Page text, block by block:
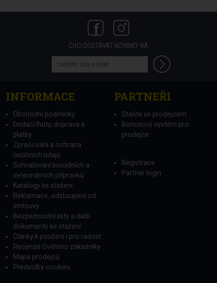
CHCI DOSTÁVAT NOVINKY NA
INFORMACE
Obchodní podmínky
Dodací lhůty, doprava a
platby
Zpracování a ochrana
osobních údajů
Schvalování biocidních a
veterinárních přípravků
Katalogy ke stažení
Reklamace, odstoupení od
smlouvy
Bezpečnostní listy a další
dokumenty ke stažení
Články k poučení i pro radost
Recenze Ověřeno zákazníky
Mapa prodejců
Předvolby cookies
PARTNEŘI
Staňte se prodejcem
Bonusový systém pro
prodejce
Registrace
Partner login